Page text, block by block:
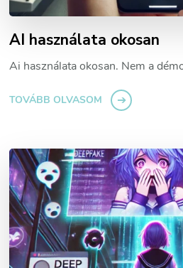
AI használata okosan
Ai használata okosan. Nem a
TOVÁBB OLVASOM